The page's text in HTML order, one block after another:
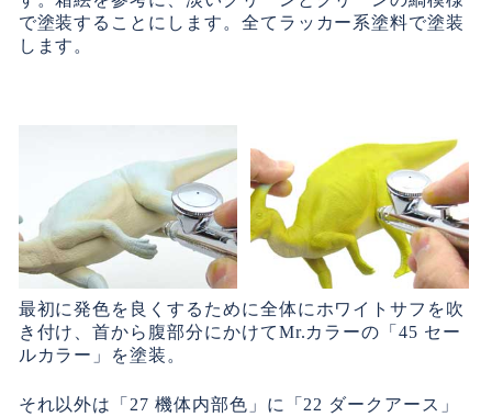
で塗装することにします。全てラッカー系塗料で塗装
します。
最初に発色を良くするために全体にホワイトサフを吹
き付け、首から腹部分にかけてMr.カラーの「45 セー
ルカラー」を塗装。
それ以外は「27 機体内部色」に「22 ダークアース」